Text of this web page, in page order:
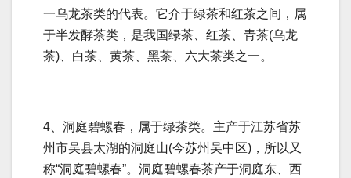
一乌龙茶类的代表。它介于绿茶和红茶之间，属
于半发酵茶类，是我国绿茶、红茶、青茶(乌龙
茶)、白茶、黄茶、黑茶、六大茶类之一。
4、洞庭碧螺春，属于绿茶类。主产于江苏省苏
州市吴县太湖的洞庭山(今苏州吴中区)，所以又
称“洞庭碧螺春”。洞庭碧螺春茶产于洞庭东、西